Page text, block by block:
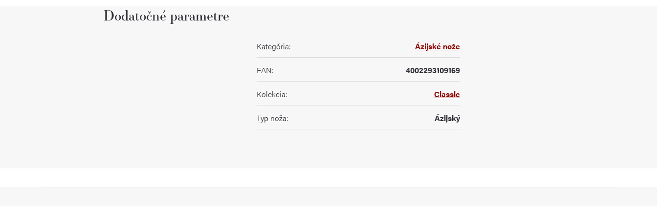
Dodatočné parametre
Kategória: Ázijské nože
EAN: 4002293109169
Kolekcia: Classic
Typ noža: Ázijský